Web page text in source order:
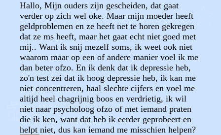
Hallo, Mijn ouders zijn gescheiden, dat gaat
verder op zich wel oke. Maar mijn moeder heeft
geldproblemen en ze heeft net te horen gekregen
dat ze ms heeft, maar het gaat echt niet goed met
mij.. Want ik snij mezelf soms, ik weet ook niet
waarom maar op een of andere manier voel ik me
dan beter ofzo. En ik denk dat ik depressie heb,
zo'n test zei dat ik hoog depressie heb, ik kan me
niet concentreren, haal slechte cijfers en voel me
altijd heel chagrijnig boos en verdrietig, ik wil
niet naar psycholoog ofzo of met iemand praten
die ik ken, want dat heb ik eerder geprobeert en
helpt niet, dus kan iemand me misschien helpen?